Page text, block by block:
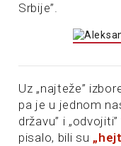
Srbije”.
Uz „najteže”
pa je u jednom
državu” i
pisalo, bili su